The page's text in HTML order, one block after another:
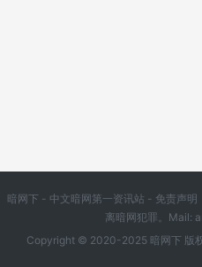
暗网下 - 中文暗网第一资讯站 - 免责声
离暗网犯罪。Mail:
Copyright © 2020-2025 暗网下 版